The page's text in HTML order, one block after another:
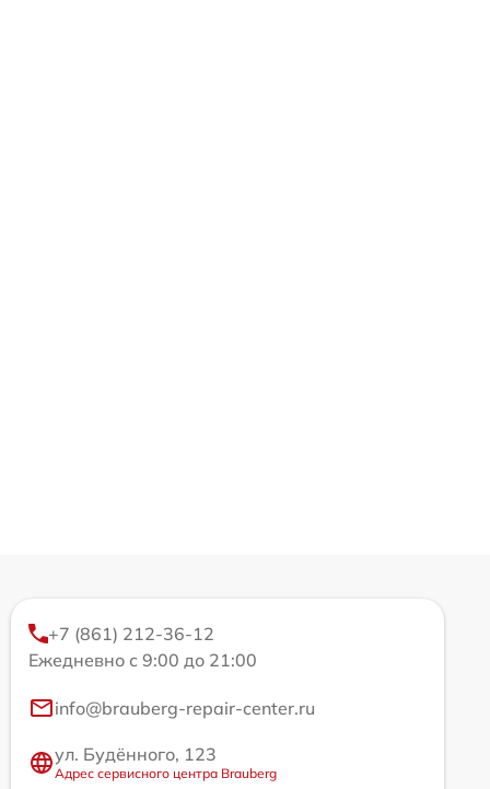
+7 (861) 212-36-12
Ежедневно с 9:00 до 21:00
info@brauberg-repair-center.ru
ул. Будённого, 123
Адрес сервисного центра Brauberg